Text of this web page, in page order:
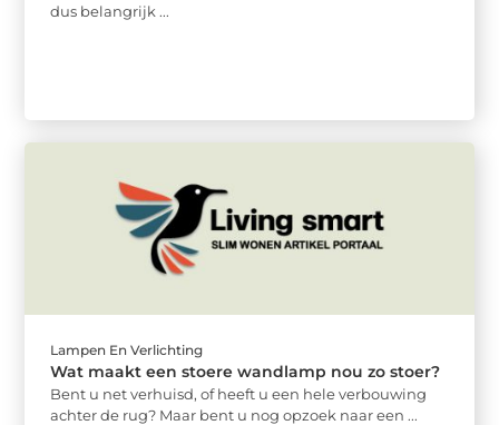
dus belangrijk ...
Lampen En Verlichting
Wat maakt een stoere wandlamp nou zo stoer?
Bent u net verhuisd, of heeft u een hele verbouwing
achter de rug? Maar bent u nog opzoek naar een ...